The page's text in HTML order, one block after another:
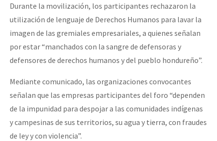
Durante la movilización, los participantes rechazaron la
utilización de lenguaje de Derechos Humanos para lavar la
imagen de las gremiales empresariales, a quienes señalan
por estar “manchados con la sangre de defensoras y
defensores de derechos humanos y del pueblo hondureño”.
Mediante comunicado, las organizaciones convocantes
señalan que las empresas participantes del foro “dependen
de la impunidad para despojar a las comunidades indígenas
y campesinas de sus territorios, su agua y tierra, con fraudes
de ley y con violencia”.